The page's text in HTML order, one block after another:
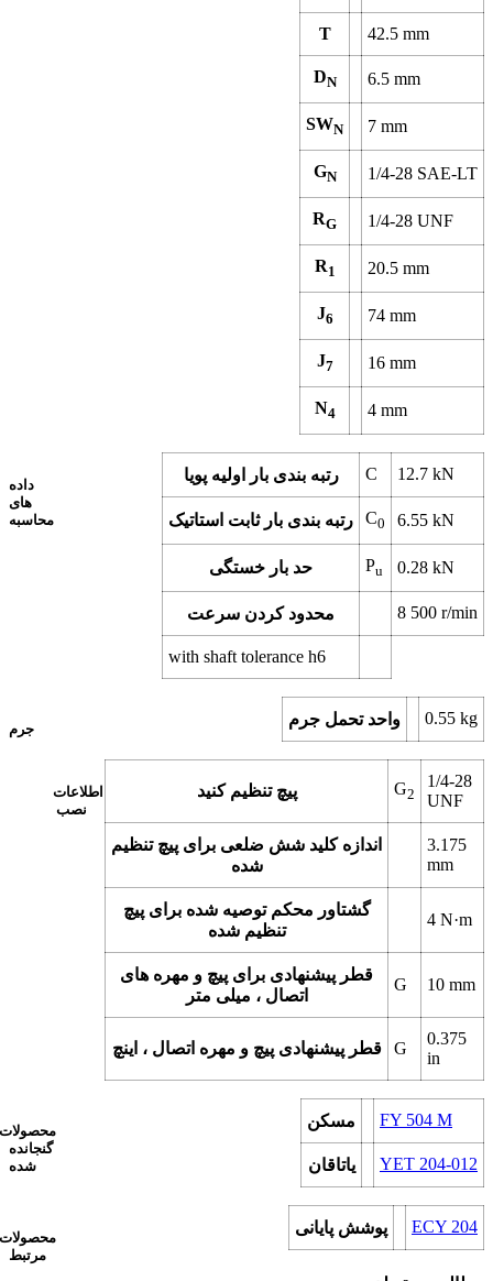
T 42.5 mm
DN 6.5 mm
SWN 7 mm
GN 1/4-28 SAE-LT
RG 1/4-28 UNF
R1 20.5 mm
J6 74 mm
J7 16 mm
N4 4 mm
داده
های
محاسبه
رتبه بندی بار اولیه پویا C 12.7 kN
رتبه بندی بار ثابت استاتیک C0 6.55 kN
حد بار خستگی Pu 0.28 kN
محدود کردن سرعت 8 500 r/min
with shaft tolerance h6
جرم
واحد تحمل جرم 0.55 kg
اطلاعات
نصب
پیچ تنظیم کنید G2
1/4-28
UNF
اندازه کلید شش ضلعی برای پیچ تنظیم
شده
3.175
mm
گشتاور محکم توصیه شده برای پیچ
تنظیم شده
4 N·m
قطر پیشنهادی برای پیچ و مهره های
اتصال ، میلی متر
G 10 mm
قطر پیشنهادی پیچ و مهره اتصال ، اینچ G
0.375
in
محصولات
گنجانده
شده
مسکن FY 504 M
یاتاقان YET 204-012
محصولات
مرتبط
پوشش پایانی ECY 204